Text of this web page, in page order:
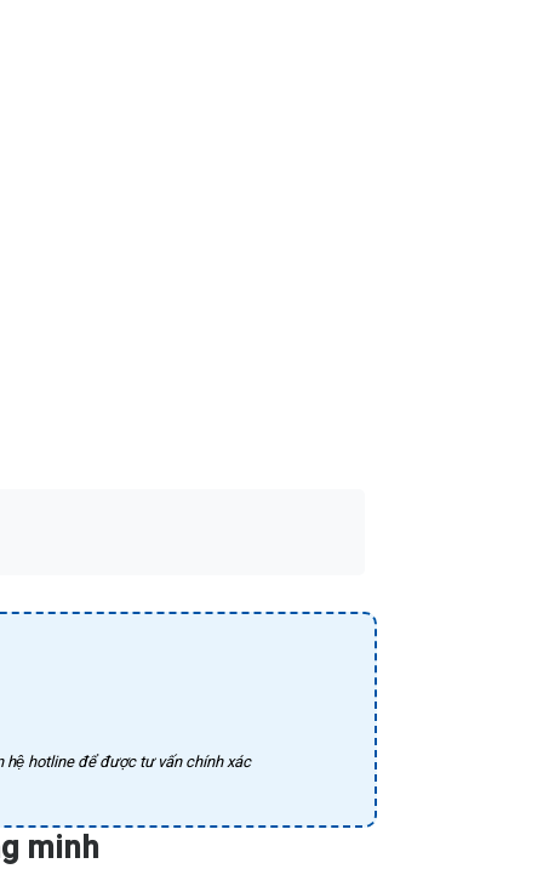
hệ hotline để được tư vấn chính xác
minh